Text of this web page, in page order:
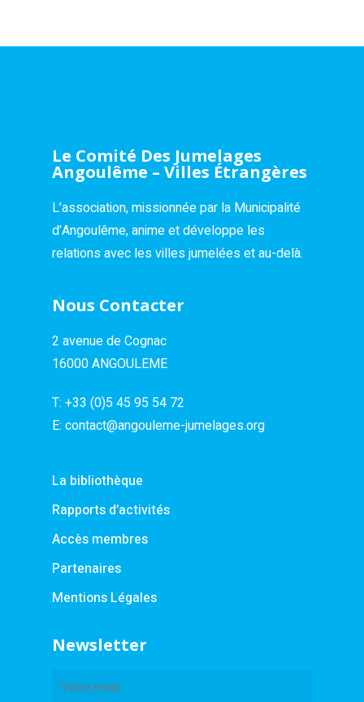
Le Comité Des Jumelages
Angoulême – Villes Étrangères
L’association, missionnée par la Municipalité
d’Angoulême, anime et développe les
relations avec les villes jumelées et au-delà.
Nous Contacter
2 avenue de Cognac
16000 ANGOULEME
T: +33 (0)5 45 95 54 72
E: contact@angouleme-jumelages.org
La bibliothèque
Rapports d’activités
Accès membres
Partenaires
Mentions Légales
Newsletter